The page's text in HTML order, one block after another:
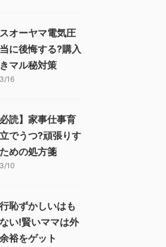
オーヤマ電気圧
に後悔する?購入
マル秘対策
16
必読】家事仕事育
でうつ?頑張りす
めの処方箋
10
恥ずかしいはも
い!賢いママは外
裕をゲット